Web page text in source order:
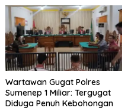
Wartawan Gugat Polres
Sumenep 1 Miliar: Tergugat
Diduga Penuh Kebohongan